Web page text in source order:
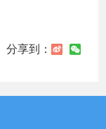
分享到：